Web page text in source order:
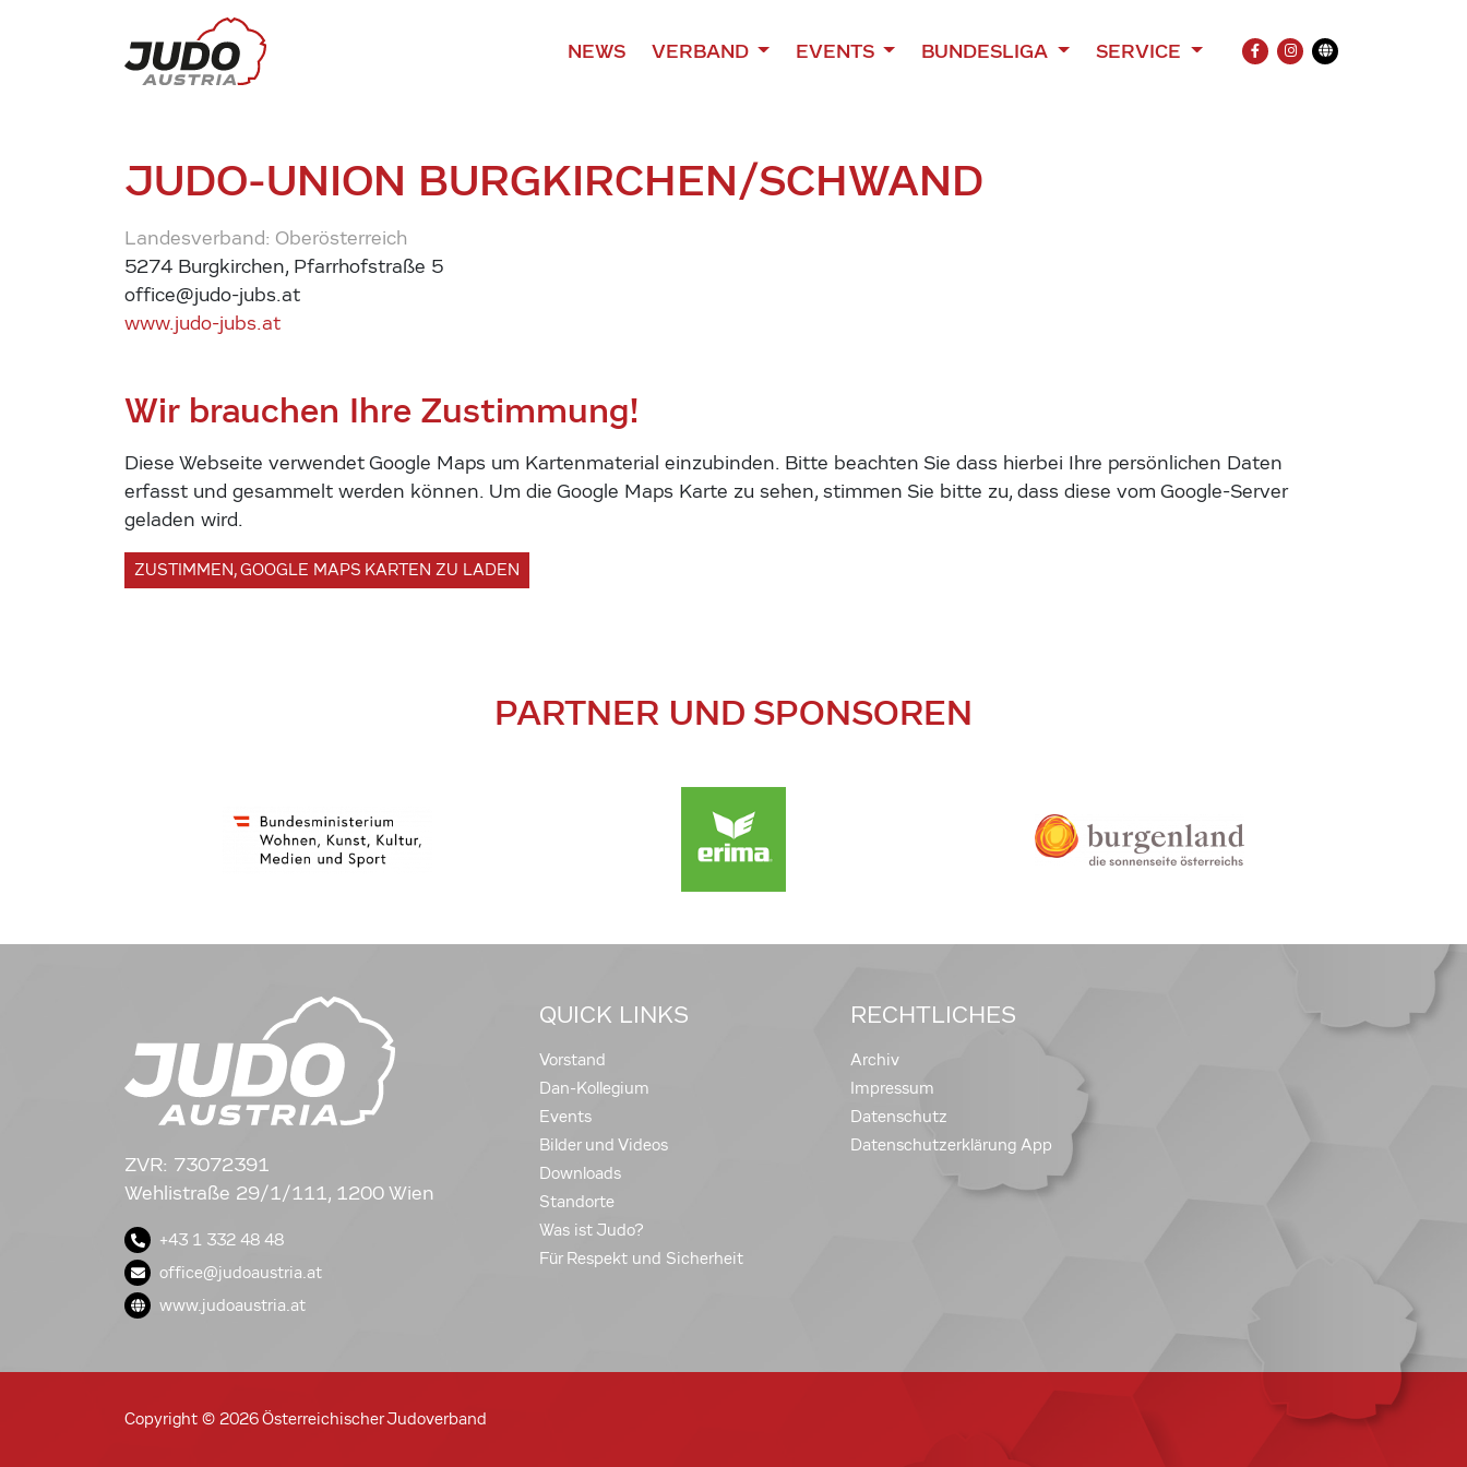
NEWS VERBAND EVENTS BUNDESLIGA SERVICE
FACEBOOK
INSTAGRAM
Übersetzung
JUDO-UNION BURGKIRCHEN/SCHWAND
Landesverband: Oberösterreich
5274 Burgkirchen, Pfarrhofstraße 5
office@judo-jubs.at
www.judo-jubs.at
Wir brauchen Ihre Zustimmung!
Diese Webseite verwendet Google Maps um Kartenmaterial einzubinden. Bitte beachten Sie dass hierbei Ihre persönlichen Daten
erfasst und gesammelt werden können. Um die Google Maps Karte zu sehen, stimmen Sie bitte zu, dass diese vom Google-Server
geladen wird.
ZUSTIMMEN, GOOGLE MAPS KARTEN ZU LADEN
PARTNER UND SPONSOREN
ZVR: 73072391
Wehlistraße 29/1/111, 1200 Wien
+43 1 332 48 48
office@judoaustria.at
www.judoaustria.at
QUICK LINKS
Vorstand
Dan-Kollegium
Events
Bilder und Videos
Downloads
Standorte
Was ist Judo?
Für Respekt und Sicherheit
RECHTLICHES
Archiv
Impressum
Datenschutz
Datenschutzerklärung App
Copyright © 2026 Österreichischer Judoverband